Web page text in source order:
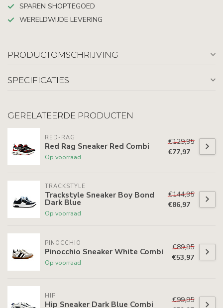
SPAREN SHOPTEGOED
WERELDWIJDE LEVERING
PRODUCTOMSCHRIJVING
SPECIFICATIES
GERELATEERDE PRODUCTEN
RED-RAG
Red Rag Sneaker Red Combi
Op voorraad
€129,95
€77,97
TRACKSTYLE
Trackstyle Sneaker Boy Bond
Dark Blue
Op voorraad
€144,95
€86,97
PINOCCHIO
Pinocchio Sneaker White Combi
Op voorraad
€89,95
€53,97
HIP
Hip Sneaker Dark Blue Combi
€99,95